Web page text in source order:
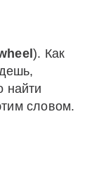
). Как
найти
словом.